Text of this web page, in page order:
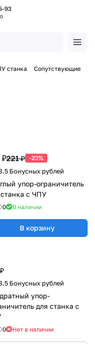
93
станка Сопутствующие
₽221 ₽ -23%
Бонусных рублей
упор-ограничитель
с ЧПУ
0 В наличии
В корзину
Бонусных рублей
упор-
для станка с
0 Нет в наличии